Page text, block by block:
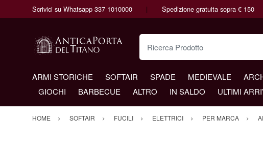
Scrivici su Whatsapp 337 1010000 Spedizione gratuita sopra € 150
Ricerca Prodotto
ARMI STORICHE SOFTAIR SPADE MEDIEVALE
GIOCHI
BARBECUE ALTRO IN SALDO ULTIMI
HOME SOFTAIR FUCILI ELETTRICI PER MARCA